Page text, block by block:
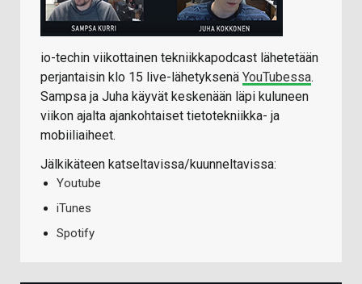
io-techin viikottainen tekniikkapodcast lähetetään
perjantaisin klo 15 live-lähetyksenä YouTubessa.
Sampsa ja Juha käyvät keskenään läpi kuluneen
viikon ajalta ajankohtaiset tietotekniikka- ja
mobiiliaiheet.
Jälkikäteen katseltavissa/kuunneltavissa:
Youtube
iTunes
Spotify